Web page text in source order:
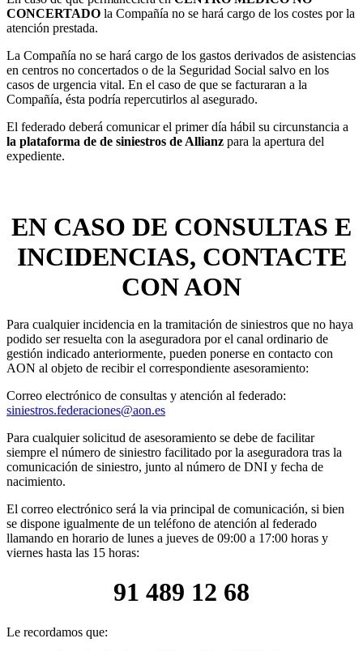
CONCERTADO la Compañía no se hará cargo de los costes por la
atención prestada.
La Compañía no se hará cargo de los gastos derivados de asistencias
en centros no concertados o de la Seguridad Social salvo en los
casos de urgencia vital. En el caso de que se facturaran a la
Compañía, ésta podría repercutirlos al asegurado.
El federado deberá comunicar el primer día hábil su circunstancia a
la plataforma de de siniestros de Allianz para la apertura del
expediente.
EN CASO DE CONSULTAS E
INCIDENCIAS, CONTACTE
CON AON
Para cualquier incidencia en la tramitación de siniestros que no haya
podido ser resuelta con la aseguradora por el canal ordinario de
gestión indicado anteriormente, pueden ponerse en contacto con
AON al objeto de recibir el correspondiente asesoramiento:
Correo electrónico de consultas y atención al federado:
siniestros.federaciones@aon.es
Para cualquier solicitud de asesoramiento se debe de facilitar
siempre el número de siniestro facilitado por la aseguradora tras la
comunicación de siniestro, junto al número de DNI y fecha de
nacimiento.
El correo electrónico será la via principal de comunicación, si bien
se dispone igualmente de un teléfono de atención al federado
llamando en horario de lunes a jueves de 09:00 a 17:00 horas y
viernes hasta las 15 horas:
91 489 12 68
Le recordamos que: